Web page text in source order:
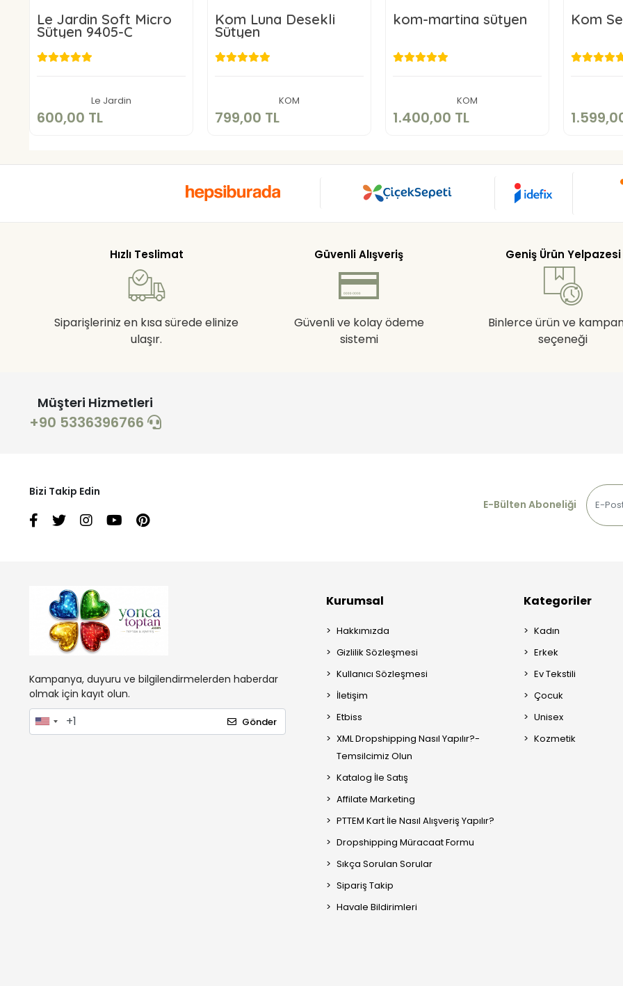
Le Jardin Soft Micro
Sütyen 9405-C
Le Jardin
600,00 TL
Sepete Ekle
Kom Luna Desekli
Sütyen
KOM
799,00 TL
Sepete Ekle
kom-martina sütyen
KOM
1.400,00 TL
Sepete Ekle
Kom
Hızlı Teslimat
Siparişleriniz en kısa sürede elinize
ulaşır.
Güvenli Alışveriş
Güvenli ve kolay ödeme
sistemi
Geniş Ürün Yelpazesi
Binlerce ürün ve
seçeneği
Müşteri Hizmetleri
+90 5336396766
Bizi Takip Edin
E-Bülten Aboneliği
Kampanya, duyuru ve bilgilendirmelerden haberdar
olmak için kayıt olun.
Gönder
Kurumsal
Hakkımızda
Gizlilik Sözleşmesi
Kullanıcı Sözleşmesi
İletişim
Etbiss
XML Dropshipping Nasıl Yapılır?-
Temsilcimiz Olun
Katalog İle Satış
Affilate Marketing
PTTEM Kart İle Nasıl Alışveriş Yapılır?
Dropshipping Müracaat Formu
Sıkça Sorulan Sorular
Sipariş Takip
Havale Bildirimleri
Kategoriler
Kadın
Erkek
Ev Tekstili
Çocuk
Unisex
Kozmetik